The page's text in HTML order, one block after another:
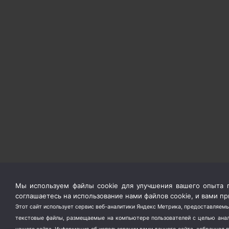
Мы используем файлы cookie для улучшения вашего опыта
соглашаетесь на использование нами файлов cookie, и вами
Этот сайт использует сервис веб-аналитики Яндекс Метрика,
текстовые файлы, размещаемые на компьютере пользователей с целью